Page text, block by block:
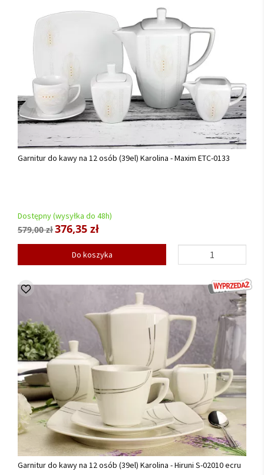
Garnitur do kawy na 12 osób (39el) Karolina - Maxim ETC-0133
Dostępny (wysyłka do 48h)
579,00 zł376,35 zł
Do koszyka
Garnitur do kawy na 12 osób (39el) Karolina - Hiruni S-02010 ecru